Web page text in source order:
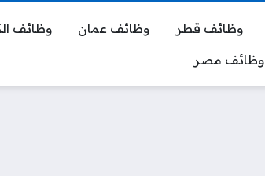
وظائف قطر وظائف عمان
وظائف
وظائف مصر